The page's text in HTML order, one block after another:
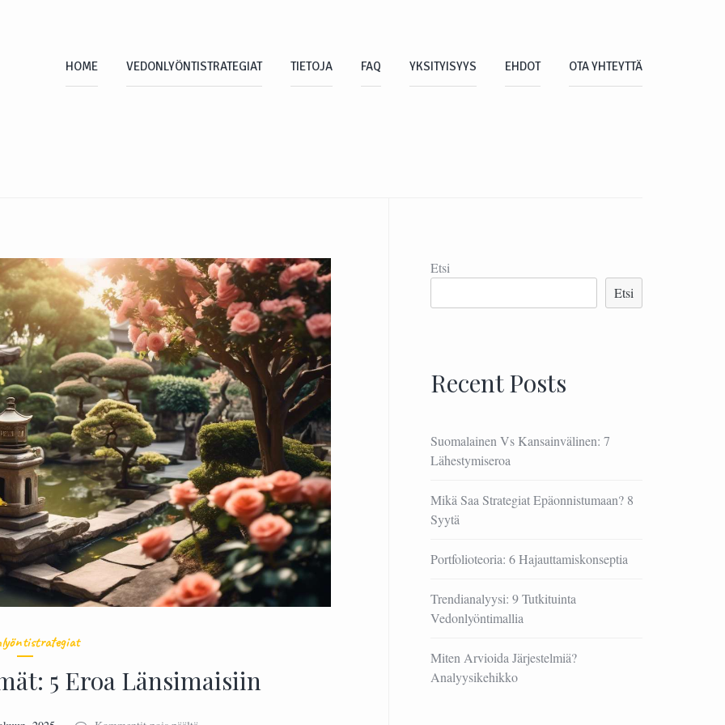
HOME VEDONLYÖNTISTRATEGIAT TIETOJA FAQ YKSITYISYYS EHDOT OTA YHTEYTTÄ
5 Eroa Länsimaisiin
Etsi
Etsi
Recent Posts
Suomalainen Vs Kansainvälinen: 7
Lähestymiseroa
Mikä Saa Strategiat Epäonnistumaan? 8
Syytä
Portfolioteoria: 6 Hajauttamiskonseptia
Trendianalyysi: 9 Tutkituinta
Vedonlyöntimallia
Miten Arvioida Järjestelmiä?
Analyysikehikko